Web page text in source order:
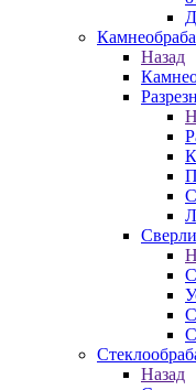
Назад
Назад